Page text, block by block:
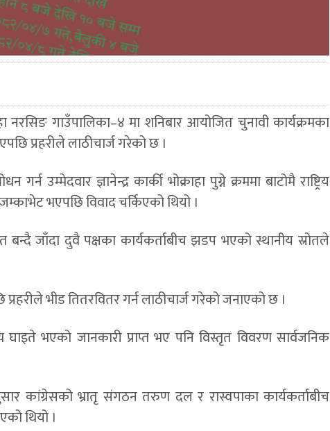
नरसिङ गाउँपालिका–४ मा शनिबार आयोजित चुनावी कार्यक्रमका
प्रहरीले लाठीचार्ज गरेको छ ।
उम्मेदवार ज्ञानेन्द्र कार्की भोक्राहा पुग्ने क्रममा बाटोमै राष्ट्रिय
भएपछि विवाद चर्किएको थियो ।
बन्दै जाँदा दुवै पक्षका कार्यकर्ताबीच झडप भएको स्थानीय स्रोतले
प्रहरीले भीड तितरवितर गर्न लाठीचार्ज गरेको जनाएको छ ।
घाइते भएको जानकारी प्राप्त भए पनि विस्तृत विवरण सार्वजनिक
कांग्रेसको भ्रातृ संगठन तरुण दल र रास्वपाका कार्यकर्ताबीच
थियो ।